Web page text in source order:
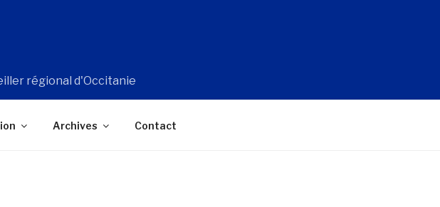
régional d'Occitanie
Archives Contact